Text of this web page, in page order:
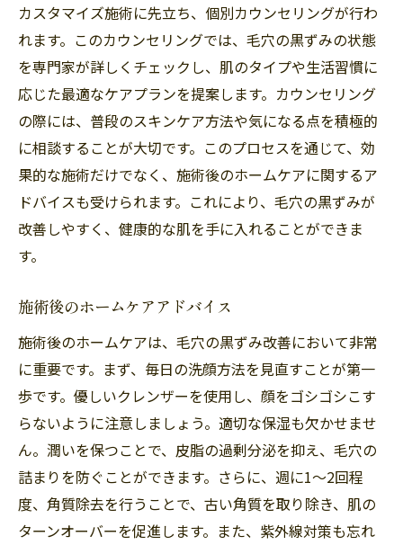
カスタマイズ施術に先立ち、個別カウンセリングが行わ
れます。このカウンセリングでは、毛穴の黒ずみの状態
を専門家が詳しくチェックし、肌のタイプや生活習慣に
応じた最適なケアプランを提案します。カウンセリング
の際には、普段のスキンケア方法や気になる点を積極的
に相談することが大切です。このプロセスを通じて、効
果的な施術だけでなく、施術後のホームケアに関するア
ドバイスも受けられます。これにより、毛穴の黒ずみが
改善しやすく、健康的な肌を手に入れることができま
す。
施術後のホームケアアドバイス
施術後のホームケアは、毛穴の黒ずみ改善において非常
に重要です。まず、毎日の洗顔方法を見直すことが第一
歩です。優しいクレンザーを使用し、顔をゴシゴシこす
らないように注意しましょう。適切な保湿も欠かせませ
ん。潤いを保つことで、皮脂の過剰分泌を抑え、毛穴の
詰まりを防ぐことができます。さらに、週に1〜2回程
度、角質除去を行うことで、古い角質を取り除き、肌の
ターンオーバーを促進します。また、紫外線対策も忘れ